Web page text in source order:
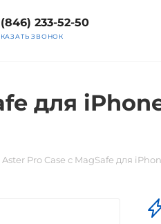
233-52-50
ЗВОНОК
для
Pro Case с MagSafe для